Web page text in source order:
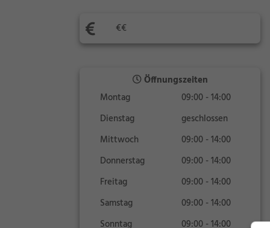
€€
Öffnungszeiten
Montag
09:00 - 14:00
Dienstag
geschlossen
Mittwoch
09:00 - 14:00
Donnerstag
09:00 - 14:00
Freitag
09:00 - 14:00
Samstag
09:00 - 14:00
Sonntag
09:00 - 14:00